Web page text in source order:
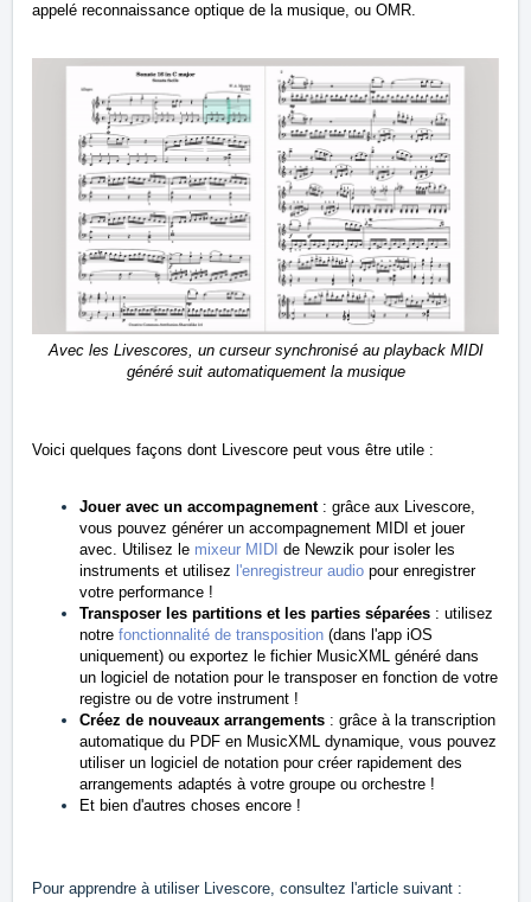
appelé reconnaissance optique de la musique, ou OMR.
Avec les Livescores, un curseur synchronisé au playback MIDI
généré suit automatiquement la musique
Voici quelques façons dont Livescore peut vous être utile :
Jouer avec un accompagnement: grâce aux Livescore,
vous pouvez générer un accompagnement MIDI et jouer
avec. Utilisez le mixeur MIDI de Newzik pour isoler les
instruments et utilisez l'enregistreur audio pour enregistrer
votre performance !
Transposer les partitions et les parties séparées : utilisez
notre fonctionnalité de transposition (dans l'app iOS
uniquement) ou exportez le fichier MusicXML généré dans
un logiciel de notation pour le transposer en fonction de votre
registre ou de votre instrument !
Créez de nouveaux arrangements : grâce à la transcription
automatique du PDF en MusicXML dynamique, vous pouvez
utiliser un logiciel de notation pour créer rapidement des
arrangements adaptés à votre groupe ou orchestre !
Et bien d'autres choses encore !
Pour apprendre à utiliser Livescore, consultez l'article suivant :